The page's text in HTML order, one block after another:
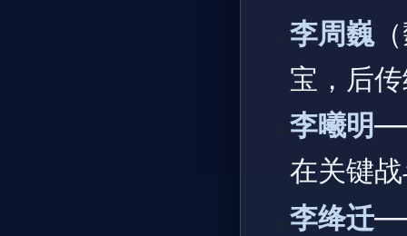
李周巍
宝，后
李曦明
在关键
李绛迁